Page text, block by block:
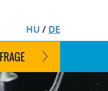
HU / DE